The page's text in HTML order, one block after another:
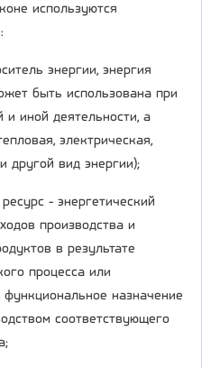
используются
энергии, энергия
быть использована при
и иной деятельности, а
электрическая,
другой вид энергии);
- энергетический
производства и
в результате
процесса или
назначение
соответствующего